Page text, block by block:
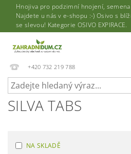
Hnojiva pro podzimní hnojení,
Najdete u nás v e-shopu :-) Osivo s
se slevou! Kategorie OSIVO EXPIRACE.
+420 732 219 788
SILVA TABS
NA SKLADĚ